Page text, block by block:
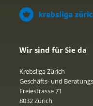
Wir sind für Sie da
Krebsliga Zürich
Geschäfts- und
Freiestrasse 71
8032 Zürich